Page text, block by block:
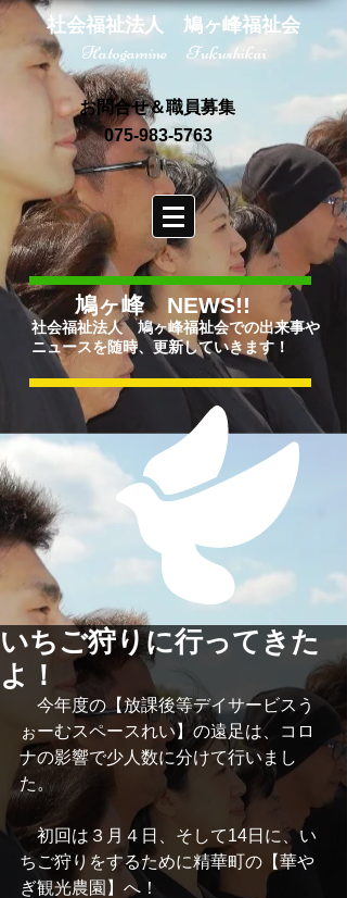
社会福祉法人 鳩ヶ峰福祉会
Hatogamine Fukushikai
075-983-5763
お問合せ＆職員募集
鳩ヶ峰 NEWS!!
社会福祉法人 鳩ヶ峰福祉会での出来事や
ニュースを随時、更新していきます！
いちご狩りに行ってきた
よ！
今年度の【放課後等デイサービスう
ぉーむスペースれい】の遠足は、コロ
ナの影響で少人数に分けて行いまし
た。
初回は３月４日、そして14日に、い
ちご狩りをするために精華町の【華や
ぎ観光農園】へ！